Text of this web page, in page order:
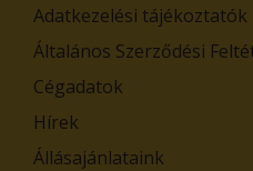
Adatkezelési tájékoztatók
Általános Szerződési
Cégadatok
Hírek
Állásajánlataink